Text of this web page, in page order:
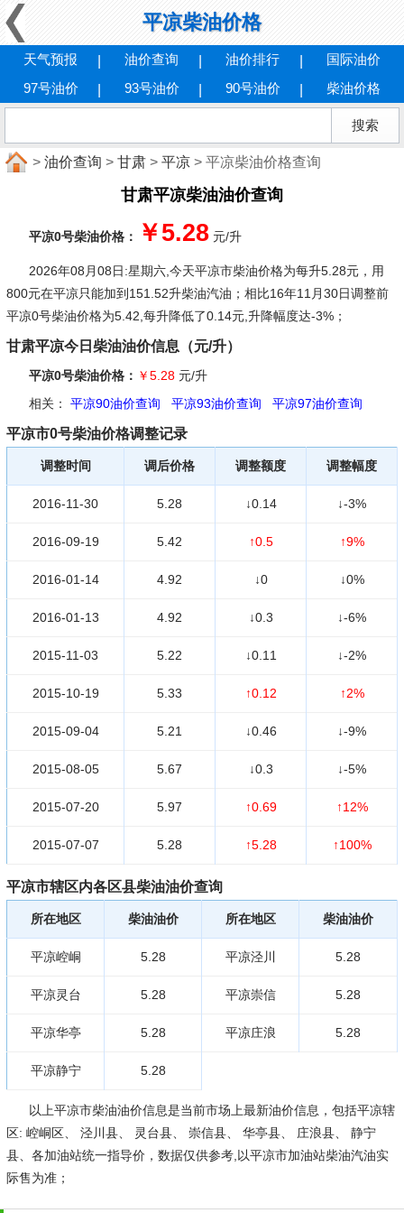
平凉柴油价格
天气预报 油价查询 油价排行
国际油价
97号油价
93号油价 90号油价 柴油价格
> 油价查询 > 甘肃 > 平凉 > 平凉柴油价格查询
甘肃平凉柴油油价查询
平凉0号柴油价格： ￥5.28元/升
2026年08月08日:星期六,今天平凉市柴油价格为每升5.28元，用
800元在平凉只能加到151.52升柴油汽油；相比16年11月30日调整前
平凉0号柴油价格为5.42,每升降低了0.14元,升降幅度达-3%；
甘肃平凉今日柴油油价信息（元/升）
平凉0号柴油价格： ￥5.28元/升
相关： 平凉90油价查询 平凉93油价查询 平凉97油价查询
平凉市0号柴油价格调整记录
调整时间 调后价格 调整额度 调整幅度
2016-11-30 5.28 ↓0.14 ↓-3%
2016-09-19 5.42 ↑0.5 ↑9%
2016-01-14 4.92 ↓0 ↓0%
2016-01-13 4.92 ↓0.3 ↓-6%
2015-11-03 5.22 ↓0.11 ↓-2%
2015-10-19 5.33 ↑0.12 ↑2%
2015-09-04 5.21 ↓0.46 ↓-9%
2015-08-05 5.67 ↓0.3 ↓-5%
2015-07-20 5.97 ↑0.69 ↑12%
2015-07-07 5.28 ↑5.28 ↑100%
平凉市辖区内各区县柴油油价查询
所在地区 柴油油价 所在地区 柴油油价
平凉崆峒 5.28 平凉泾川 5.28
平凉灵台 5.28 平凉崇信 5.28
平凉华亭 5.28 平凉庄浪 5.28
平凉静宁 5.28
以上平凉市柴油油价信息是当前市场上最新油价信息，包括平凉辖
区: 崆峒区、 泾川县、 灵台县、 崇信县、 华亭县、 庄浪县、 静宁
县、各加油站统一指导价，数据仅供参考,以平凉市加油站柴油汽油实
际售为准；